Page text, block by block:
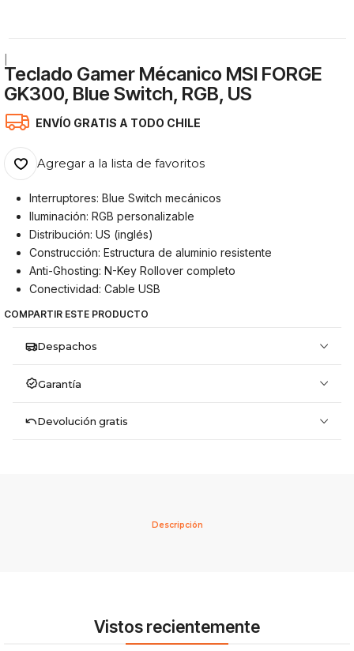
Teclado Gamer Mécanico MSI FORGE
GK300, Blue Switch, RGB, US
ENVÍO GRATIS A TODO CHILE
Agregar a la lista de favoritos
Interruptores: Blue Switch mecánicos
Iluminación: RGB personalizable
Distribución: US (inglés)
Construcción: Estructura de aluminio resistente
Anti-Ghosting: N-Key Rollover completo
Conectividad: Cable USB
COMPARTIR ESTE PRODUCTO
Despachos
Garantía
Devolución gratis
Descripción
Vistos recientemente